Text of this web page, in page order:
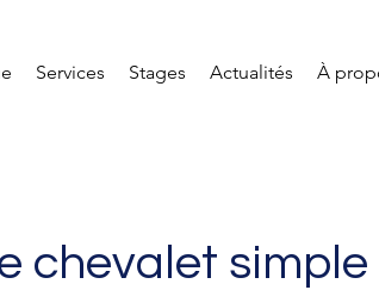
Services Stages Actualités À
chevalet simple